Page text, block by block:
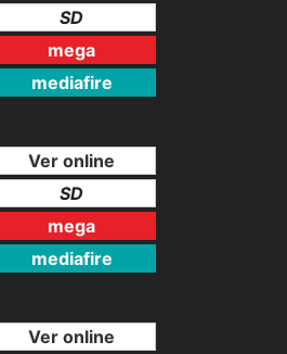
SD
mega
mediafire
Ver online
SD
mega
mediafire
Ver online